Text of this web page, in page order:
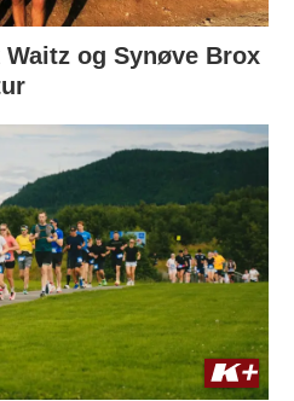
og Synøve Brox